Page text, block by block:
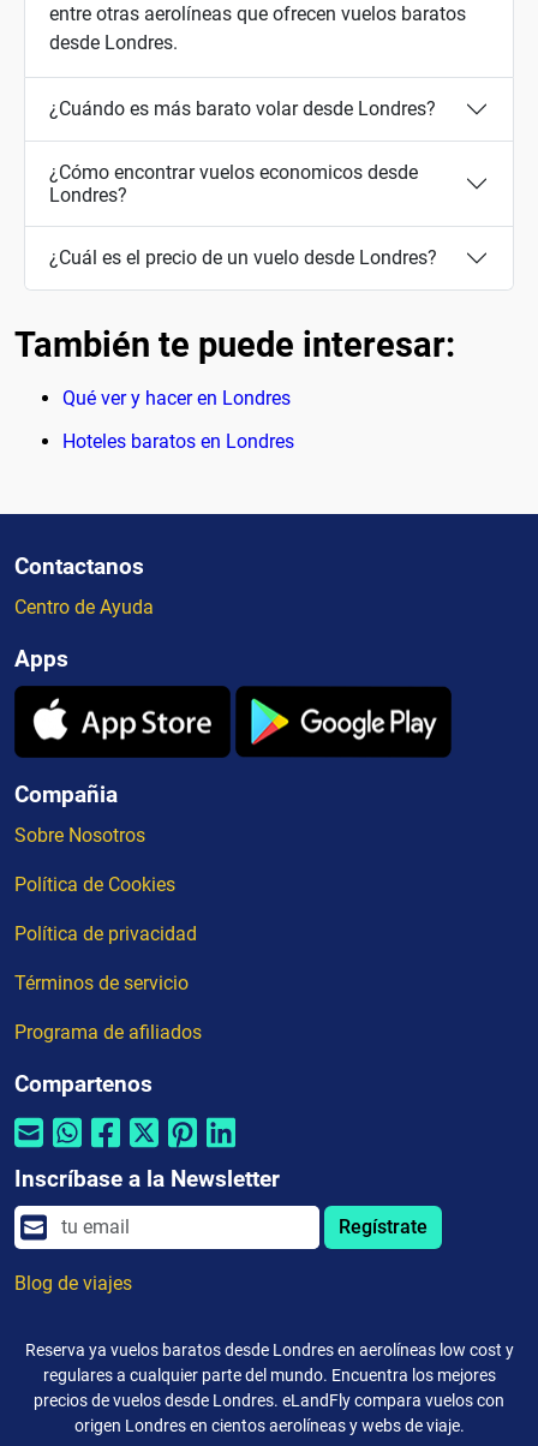
entre otras aerolíneas que ofrecen vuelos baratos
desde Londres.
¿Cuándo es más barato volar desde Londres?
¿Cómo encontrar vuelos economicos desde
Londres?
¿Cuál es el precio de un vuelo desde Londres?
También te puede interesar:
Qué ver y hacer en Londres
Hoteles baratos en Londres
Contactanos
Centro de Ayuda
Apps
Compañia
Sobre Nosotros
Política de Cookies
Política de privacidad
Términos de servicio
Programa de afiliados
Compartenos
Inscríbase a la Newsletter
Regístrate
Blog de viajes
Reserva ya vuelos baratos desde Londres en aerolíneas low cost y
regulares a cualquier parte del mundo. Encuentra los mejores
precios de vuelos desde Londres. eLandFly compara vuelos con
origen Londres en cientos aerolíneas y webs de viaje.